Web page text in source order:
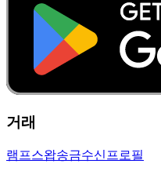
거래
램프스왑송금수신 프로필